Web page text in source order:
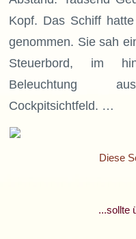
Kopf. Das Schiff
genommen. Sie sah
Steuerbord, im
Beleuchtung
Cockpitsichtfeld. …
Diese
...sollte